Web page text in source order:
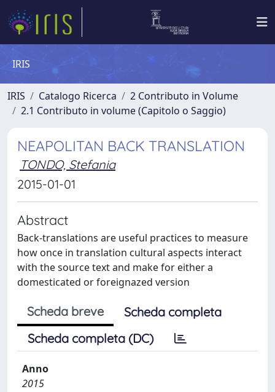
IRIS
IRIS Catalogo Ricerca
2 Contributo in Volume
2.1 Contributo in volume (Capitolo o Saggio)
NEAPOLITAN BACK TRANSLATION
TONDO, Stefania
2015-01-01
Abstract
Back-translations are useful practices to measure
how once in translation cultural aspects interact
with the source text and make for either a
domesticated or foreignazed version
Scheda breve
Scheda completa
Scheda completa (DC)
Anno
2015